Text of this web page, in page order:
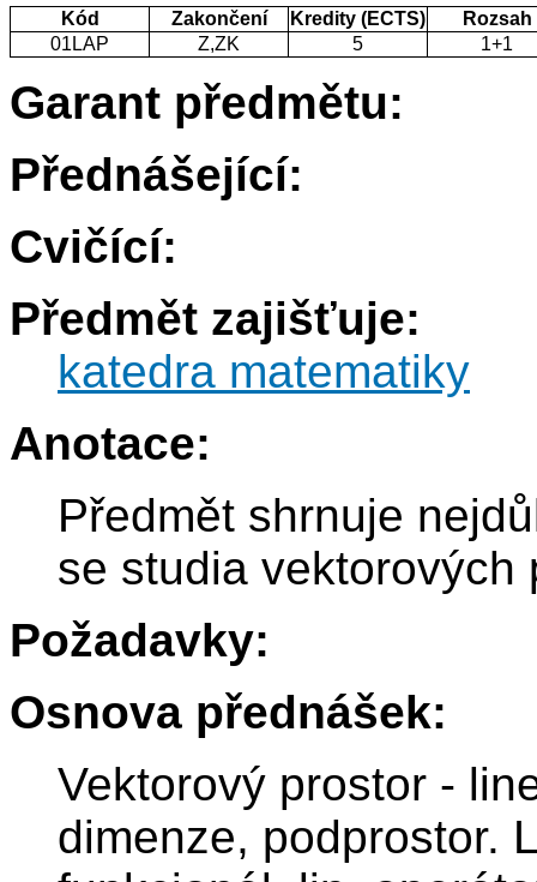
Kód Zakončení Kredity (ECTS)
Rozsah
01LAP
Z,ZK 5 1+1
Garant předmětu:
Přednášející:
Cvičící:
Předmět zajišťuje:
katedra matematiky
Anotace:
Předmět shrnuje
se studia vektorových
Požadavky:
Osnova přednášek:
Vektorový prostor -
dimenze, podprostor.